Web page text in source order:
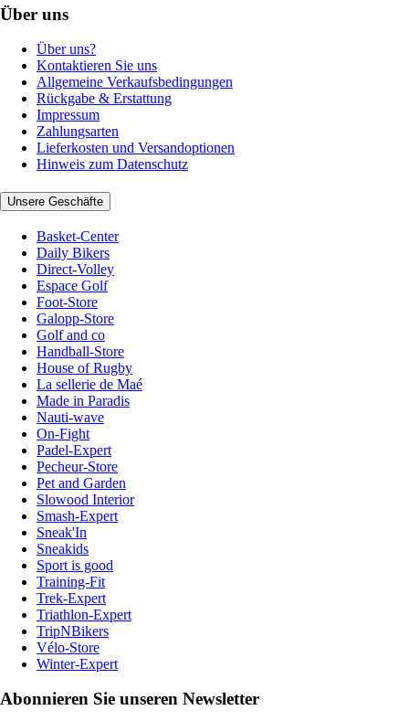
Über uns
Über uns?
Kontaktieren Sie uns
Allgemeine Verkaufsbedingungen
Rückgabe & Erstattung
Impressum
Zahlungsarten
Lieferkosten und Versandoptionen
Hinweis zum Datenschutz
Unsere Geschäfte
Basket-Center
Daily Bikers
Direct-Volley
Espace Golf
Foot-Store
Galopp-Store
Golf and co
Handball-Store
House of Rugby
La sellerie de Maé
Made in Paradis
Nauti-wave
On-Fight
Padel-Expert
Pecheur-Store
Pet and Garden
Slowood Interior
Smash-Expert
Sneak'In
Sneakids
Sport is good
Training-Fit
Trek-Expert
Triathlon-Expert
TripNBikers
Vélo-Store
Winter-Expert
Abonnieren Sie unseren Newsletter